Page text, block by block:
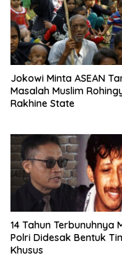
Jokowi Minta ASEAN
Masalah Muslim
Rakhine State
14 Tahun Terbunuhnya
Polri Didesak Bentuk
Khusus